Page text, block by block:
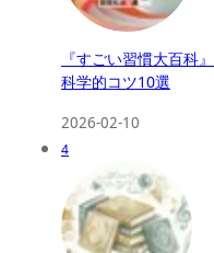
『すごい習慣大百科
科学的コツ10選
2026-02-10
4